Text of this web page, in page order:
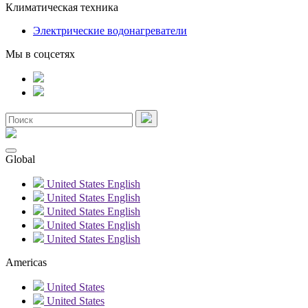
Климатическая техника
Электрические водонагреватели
Мы в соцсетях
Global
United States English
United States English
United States English
United States English
United States English
Americas
United States
United States